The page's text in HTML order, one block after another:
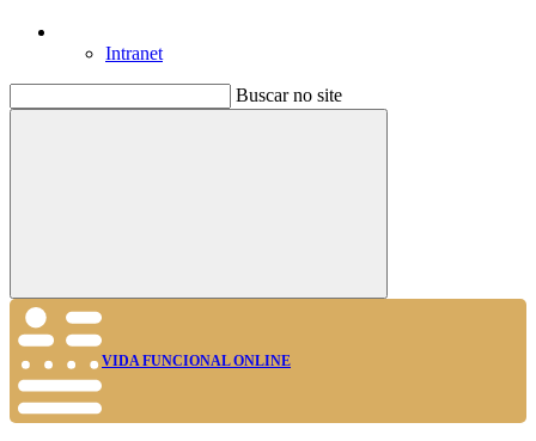
Intranet
Buscar no site
Buscar
VIDA FUNCIONAL ONLINE